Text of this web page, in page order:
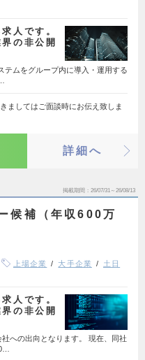
人です。
の非公開
テムをグループ内に導入・運用する
ましてはご面談時にお伝え致しま
詳細へ
掲載期間 26/07/31～26/08/13
候補（年収600万
上場企業 大手企業
土日
人です。
の非公開
への出向となります。 現在、同社